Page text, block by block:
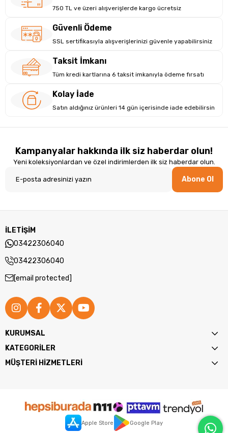
750 TL ve üzeri alışverişlerde kargo ücretsiz
Güvenli Ödeme
SSL sertifikasıyla alışverişlerinizi güvenle yapabilirsiniz
Taksit İmkanı
Tüm kredi kartlarına 6 taksit imkanıyla ödeme fırsatı
Kolay İade
Satın aldığınız ürünleri 14 gün içerisinde iade edebilirsin
Kampanyalar hakkında ilk siz haberdar olun!
Yeni koleksiyonlardan ve özel indirimlerden ilk siz haberdar olun.
Abone Ol
İLETİŞİM
03422306040
03422306040
[email protected]
KURUMSAL
KATEGORİLER
MÜŞTERİ HİZMETLERİ
Apple Store Google Play